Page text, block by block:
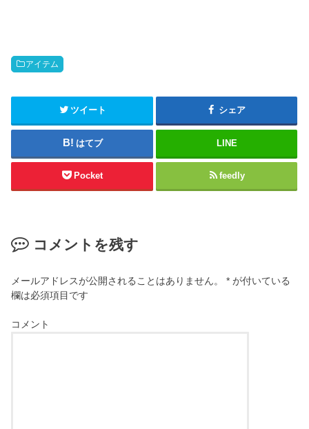
アイテム
ツイート シェア
はてブ LINE
Pocket feedly
コメントを残す
メールアドレスが公開されることはありません。 * が付いている
欄は必須項目です
コメント